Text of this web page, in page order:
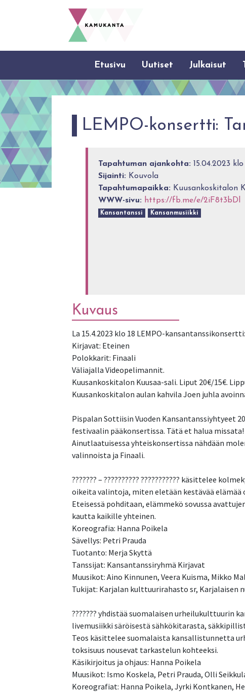
Etusivu Uutiset Julkaisut
LEMPO-konsertti:
Tapahtuman ajankohta: 15.04.2023 klo
Sijainti: Kouvola
Tapahtumapaikka: Kuusankoskitalon
WWW-sivu: https://fb.me/e/2iF8t3bDl
Kansantanssi Kansanmusiikki
Kuvaus
La 15.4.2023 klo 18 LEMPO-
Kirjavat: Eteinen
Polokkarit: Finaali
Väliajalla Videopelimannit.
Kuusankoskitalon Kuusaa-sali. Liput 20€/15€.
Kuusankoskitalon aulan kahvila Joen juhla
Pispalan Sottiisin Vuoden Kansantanssiyhtyeet
festivaalin pääkonsertissa. Tätä et halua missata!
Ainutlaatuisessa yhteiskonsertissa nähdään
valinnoista ja Finaali.
??????? – ?????????? ??????????? käsittelee
oikeita valintoja, miten eletään kestävää elämää
Eteisessä pohditaan, elämmekö sovussa
kautta kaikille yhteinen.
Koreografia: Hanna Poikela
Sävellys: Petri Prauda
Tuotanto: Merja Skyttä
Tanssijat: Kansantanssiryhmä Kirjavat
Muusikot: Aino Kinnunen, Veera Kuisma, Mikko
Tukijat: Karjalan kulttuurirahasto sr, Karjalaisen
??????? yhdistää suomalaisen urheilukulttuurin
livemusiikki säröisestä sähkökitarasta,
Teos käsittelee suomalaista kansallistunnetta
toksisuus nousevat tarkastelun kohteeksi.
Käsikirjoitus ja ohjaus: Hanna Poikela
Muusikot: Ismo Koskela, Petri Prauda, Olli
Koreografiat: Hanna Poikela, Jyrki Kontkanen,